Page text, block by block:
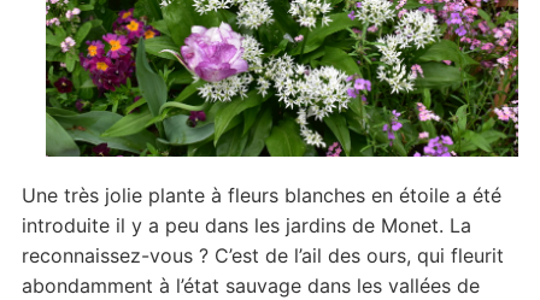
Une très jolie plante à fleurs blanches en étoile a été
introduite il y a peu dans les jardins de Monet. La
reconnaissez-vous ? C’est de l’ail des ours, qui fleurit
abondamment à l’état sauvage dans les vallées de